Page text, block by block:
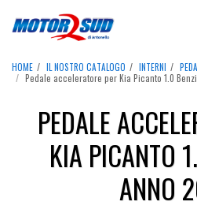
HOME IL NOSTRO CATALOGO INTERNI
Pedale acceleratore per Kia Picanto 1.0
PEDALE
KIA PICANTO
ANNO